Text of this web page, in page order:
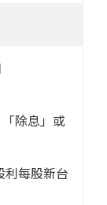
除息」或
利每股新台